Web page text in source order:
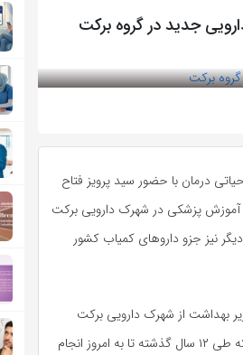
حیاتی درمان با حضور سید پرویز فتاح
آموزش پزشکی در شهرک دارویی برکت
نیز جزو داروهای کمیاب کشور
بهداشت از شهرک دارویی برکت
فرصت خوبی برای معرفی ظرفیت‌ها است. این شهرک نتیجه زحمتی است که طی ١٢ سال گذشته تا به امروز انجام